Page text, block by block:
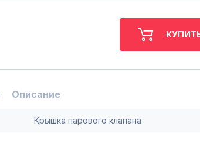
(063) 527 27 00
Описание
Крышка парового клапана